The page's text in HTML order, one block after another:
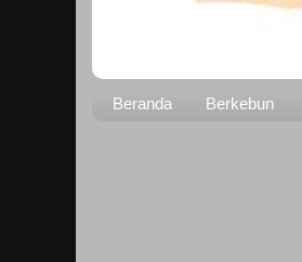
Beranda Berkebun